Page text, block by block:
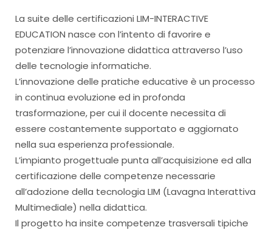
La suite delle certificazioni LIM-INTERACTIVE
EDUCATION nasce con l’intento di favorire e
potenziare l’innovazione didattica attraverso l’uso
delle tecnologie informatiche.
L’innovazione delle pratiche educative è un processo
in continua evoluzione ed in profonda
trasformazione, per cui il docente necessita di
essere costantemente supportato e aggiornato
nella sua esperienza professionale.
L’impianto progettuale punta all’acquisizione ed alla
certificazione delle competenze necessarie
all’adozione della tecnologia LIM (Lavagna Interattiva
Multimediale) nella didattica.
Il progetto ha insite competenze trasversali tipiche